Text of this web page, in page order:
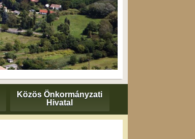
Közös Önkormányzati
Hivatal